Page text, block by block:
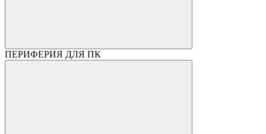
ПЕРИФЕРИЯ ДЛЯ ПК